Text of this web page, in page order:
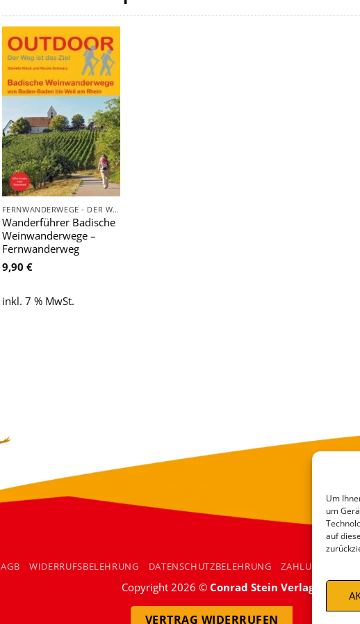
Um
um
auf
Zu
Wunschliste
hinzufügen
FERNWANDERWEGE - DER WEG IST DAS ZIEL
Wanderführer Badische
Weinwanderwege –
Fernwanderweg
9,90 €
inkl. 7 % MwSt.
AGB WIDERRUFSBELEHRUNG DATENSCHUTZBELEHRUNG ZAHLUNGSARTEN
Copyright 2026 © Conrad Stein Verlag
VERTRAG WIDERRUFEN